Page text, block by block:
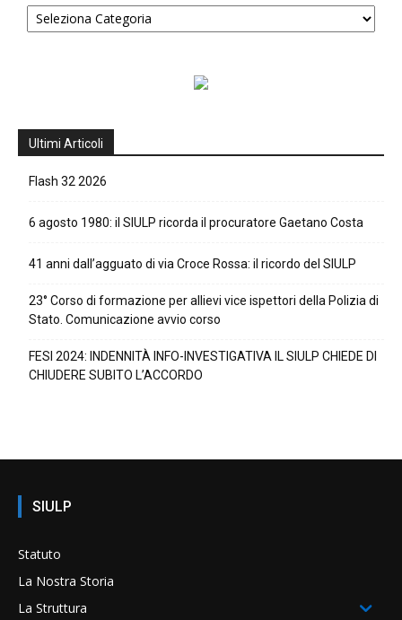
Ultimi Articoli
Flash 32 2026
6 agosto 1980: il SIULP ricorda il procuratore Gaetano Costa
41 anni dall’agguato di via Croce Rossa: il ricordo del SIULP
23° Corso di formazione per allievi vice ispettori della Polizia di
Stato. Comunicazione avvio corso
FESI 2024: INDENNITÀ INFO-INVESTIGATIVA IL SIULP CHIEDE DI
CHIUDERE SUBITO L’ACCORDO
SIULP
Statuto
La Nostra Storia
La Struttura